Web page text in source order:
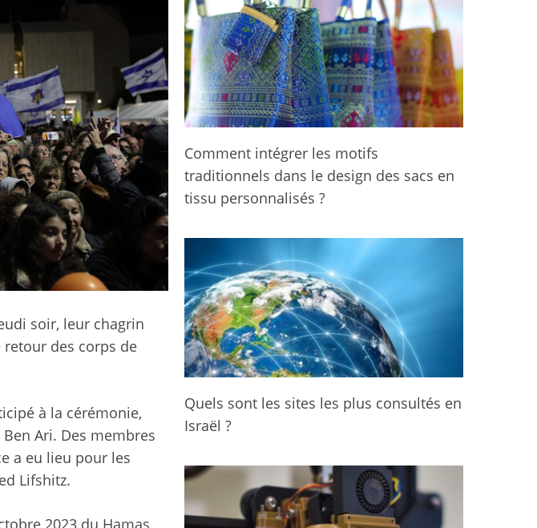
soir, leur chagrin
des corps de
à la cérémonie,
Ari. Des membres
a eu lieu pour les
Lifshitz.
2023 du Hamas,
Comment intégrer les motifs
traditionnels dans le design des sacs en
tissu personnalisés ?
Quels sont les sites les plus consultés en
Israël ?